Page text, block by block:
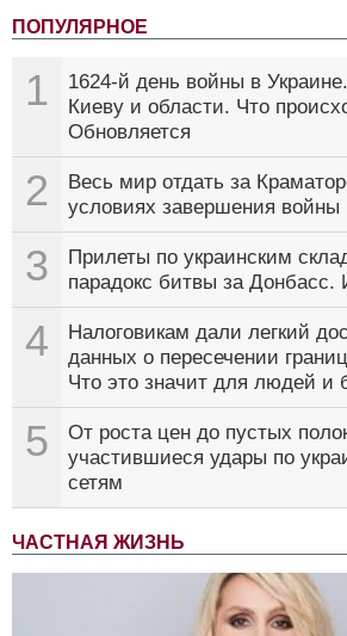
ПОПУЛЯРНОЕ
1
1624-й день войны в
Киеву и области. Что
Обновляется
2
Весь мир отдать за
условиях завершения
3
Прилеты по украинским
парадокс битвы за Донбасс.
4
Налоговикам дали легкий
данных о пересечении
Что это значит для людей и
5
От роста цен до пустых
участившиеся удары по
сетям
ЧАСТНАЯ ЖИЗНЬ